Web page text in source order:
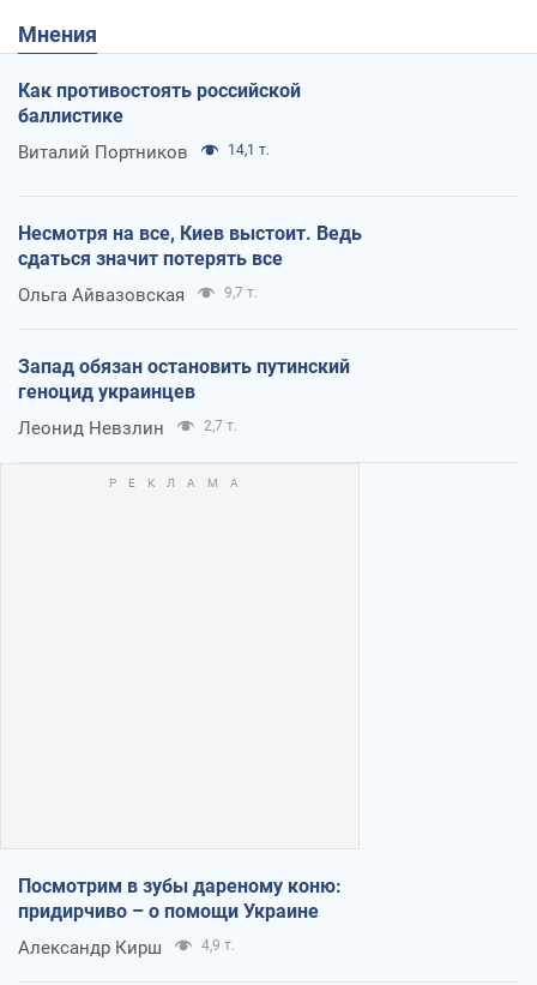
Мнения
Как противостоять российской
баллистике
Виталий Портников 14,1 т.
Несмотря на все, Киев выстоит. Ведь
сдаться значит потерять все
Ольга Айвазовская 9,7 т.
Запад обязан остановить путинский
геноцид украинцев
Леонид Невзлин 2,7 т.
Посмотрим в зубы дареному коню:
придирчиво – о помощи Украине
Александр Кирш 4,9 т.